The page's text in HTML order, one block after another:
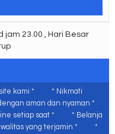
jam 23.00 , Hari Besar
kami *
* Nikmati
aman dan nyaman *
setiap saat *
* Belanja
yang terjamin *
*